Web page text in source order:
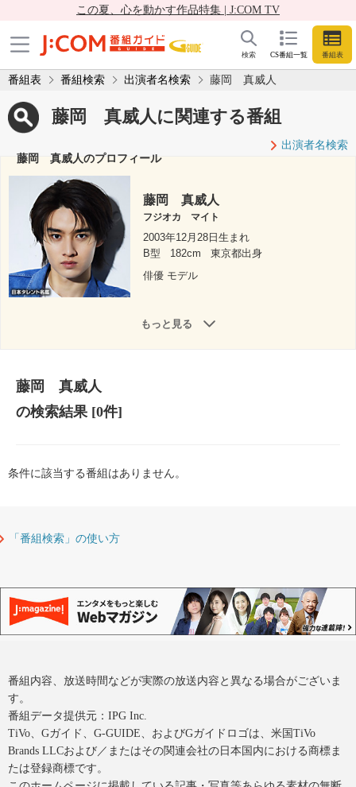
この夏、心を動かす作品特集 | J:COM TV
CS番組一覧 番組表
検索
番組表 番組検索 出演者名検索 藤岡 真威人
藤岡 真威人に関連する番組
出演者名検索
藤岡 真威人のプロフィール
藤岡 真威人
フジオカ マイト
2003年12月28日生まれ
B型
182cm
東京都出身
俳優 モデル
もっと見る
藤岡 真威人
の検索結果[0件]
条件に該当する番組はありません。
「番組検索」の使い方
番組内容、放送時間などが実際の放送内容と異なる場合がございま
す。
番組データ提供元：IPG Inc.
TiVo、Gガイド、G-GUIDE、およびGガイドロゴは、米国TiVo
Brands LLCおよび／またはその関連会社の日本国内における商標ま
たは登録商標です。